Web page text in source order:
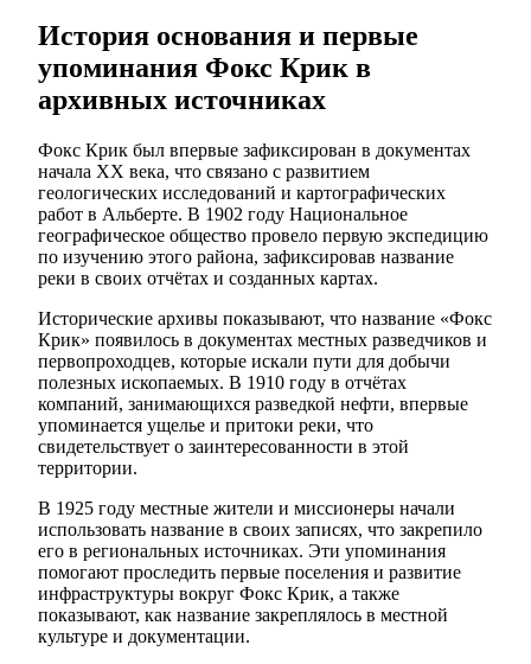
История основания и первые
упоминания Фокс Крик в
архивных источниках
Фокс Крик был впервые зафиксирован в документах
начала XX века, что связано с развитием
геологических исследований и картографических
работ в Альберте. В 1902 году Национальное
географическое общество провело первую экспедицию
по изучению этого района, зафиксировав название
реки в своих отчётах и созданных картах.
Исторические архивы показывают, что название «Фокс
Крик» появилось в документах местных разведчиков и
первопроходцев, которые искали пути для добычи
полезных ископаемых. В 1910 году в отчётах
компаний, занимающихся разведкой нефти, впервые
упоминается ущелье и притоки реки, что
свидетельствует о заинтересованности в этой
территории.
В 1925 году местные жители и миссионеры начали
использовать название в своих записях, что закрепило
его в региональных источниках. Эти упоминания
помогают проследить первые поселения и развитие
инфраструктуры вокруг Фокс Крик, а также
показывают, как название закреплялось в местной
культуре и документации.